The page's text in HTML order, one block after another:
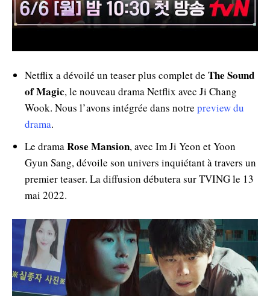
Netflix a dévoilé un teaser plus complet de The Sound
of Magic, le nouveau drama Netflix avec Ji Chang
Wook. Nous l’avons intégrée dans notre preview du
drama.
Le dramaRose Mansion, avec Im Ji Yeon et Yoon
Gyun Sang, dévoile son univers inquiétant à travers un
premier teaser. La diffusion débutera sur TVING le 13
mai 2022.